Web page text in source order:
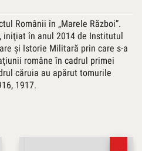
Românii în „Marele Război”.
iniţiat în anul 2014 de Institutul
şi Istorie Militară prin care s-a
române în cadrul primei
căruia au apărut tomurile
1917.